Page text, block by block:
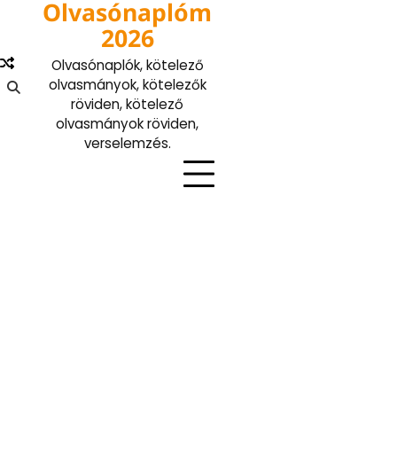
content
Olvasónaplóm
2026
Olvasónaplók, kötelező
olvasmányok, kötelezők
röviden, kötelező
olvasmányok röviden,
verselemzés.